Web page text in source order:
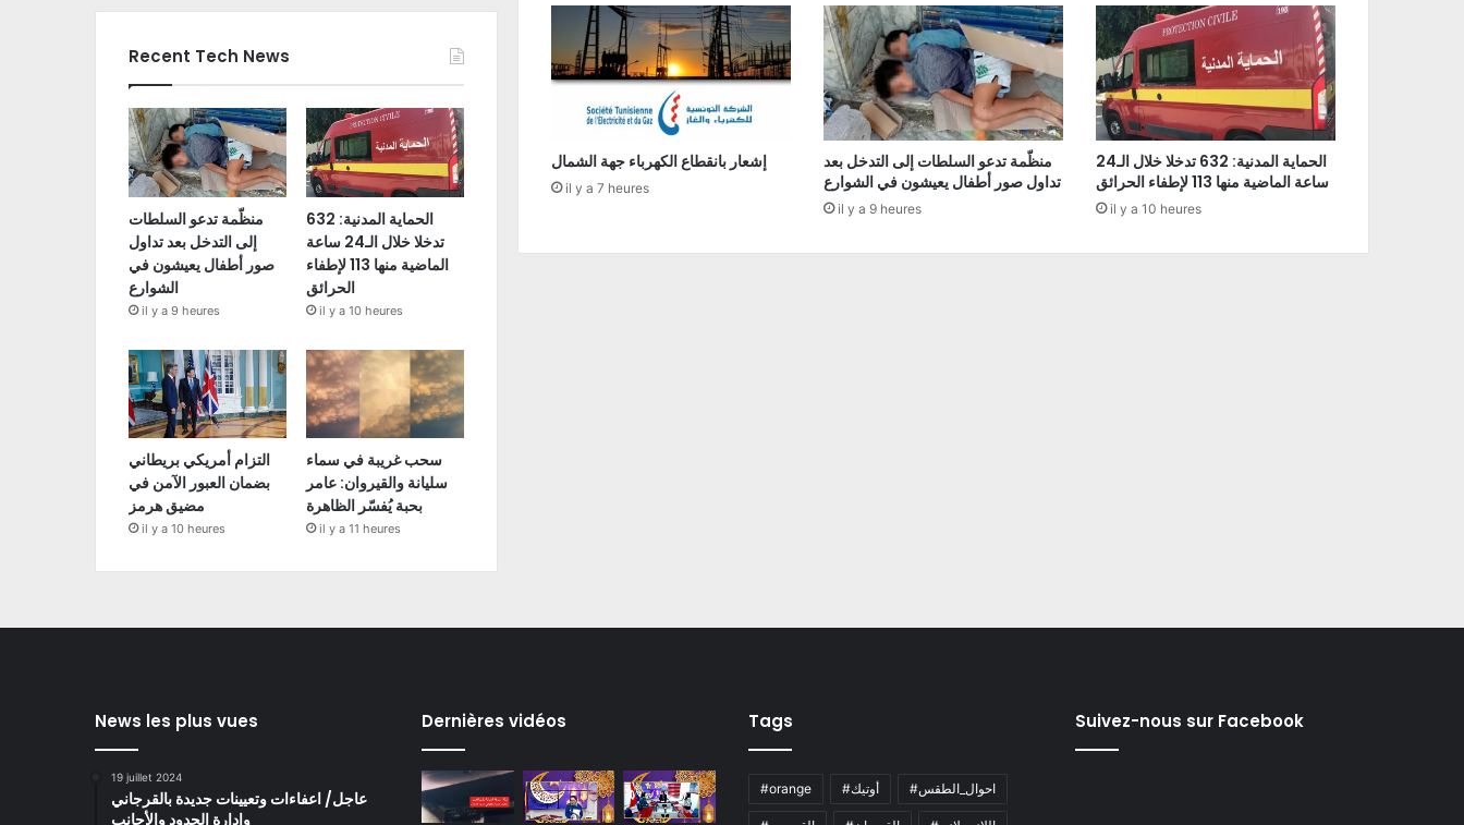
إشعار بانقطاع الكهرباء جهة الشمال
il y a 7 heures
منظّمة تدعو السلطات إلى التدخل بعد
تداول صور أطفال يعيشون في الشوارع
il y a 9 heures
الحماية المدنية: 632 تدخلا خلال الـ24
ساعة الماضية منها 113 لإطفاء الحرائق
il y a 10 heures
Recent Tech News
منظّمة تدعو السلطات
إلى التدخل بعد تداول
صور أطفال يعيشون في
الشوارع
il y a 9 heures
الحماية المدنية: 632
تدخلا خلال الـ24 ساعة
الماضية منها 113 لإطفاء
الحرائق
il y a 10 heures
التزام أمريكي بريطاني
بضمان العبور الآمن في
مضيق هرمز
il y a 10 heures
سحب غريبة في سماء
سليانة والقيروان: عامر
بحبة يُفسّر الظاهرة
il y a 11 heures
News les plus vues
19 juillet 2024
عاجل/ اعفاءات وتعيينات جديدة بالقرجاني
وادارة الحدود والأجانب
Dernières vidéos Tags
#orange #أوتيك #احوال_الطقس
Suivez-nous sur Facebook